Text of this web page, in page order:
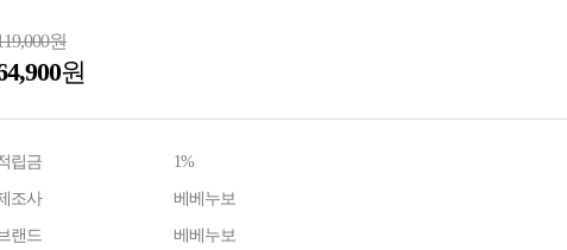
원
원
립금 1%
조사 베베누보
랜드 베베누보